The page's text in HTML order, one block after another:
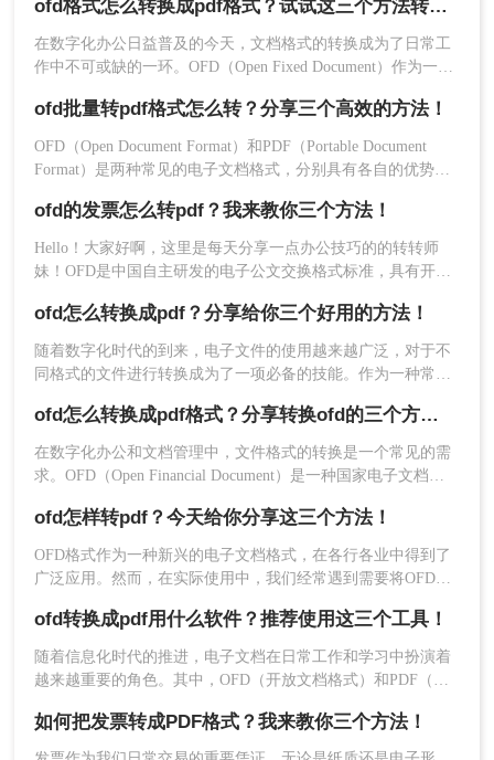
推荐工具 ： Foxit Reader
操作步骤：
OFD阅读器软件。
2、启动已安装的OFD阅读器软件。
3、在阅读器的菜单或工具栏中，点击“文件”选项，
4、在弹出的文件选择对话框中，找到并选中要打开
的OFD文件，点击“打开”按钮。
注意：在下载和安装OFD阅读器时，务必从官方网
站或可信的来源获取，以避免下载到恶意软件或遭
受网络攻击。
方法三：使用在线转换工具
如果用户只是想临时查看OFD文件的内容，或者希
望将OFD文件转换为其他格式（如PDF、Word
等），可以使用在线转换工具。这些工具通常支持
多种文件格式之间的转换，且操作简便。
优点：无需下载和安装软件，操作简便；支持
多种文件格式之间的转换；转换速度快，适合
缺点：对于大体积或复杂的PDF文档，转换速
度可能较慢。
操作步骤：
1、打开在线ofd转pdf网址：
如何打开OFD文件仍感到困惑。那么ofd文件怎么打开呢？本文
将详细介绍三种打开OFD文件的方法。
ofd格式怎么转换成pdf格式？试试这三个方法转换！
在数字化办公日益普及的今天，文档格式的转换成为了日常工
作中不可或缺的一环。OFD（Open Fixed Document）作为一种
易于长期保存等，但在某些场合下，我们仍然需要将其转换为
更为通用的PDF格式，以便于文件的共享、查阅和打印。本文
将详细介绍ofd格式怎么转换成pdf格式，并提供实用的操作指
ofd批量转pdf格式怎么转？分享三个高效的方法！
OFD（Open Document Format）和PDF（Portable Document
Format）是两种常见的电子文档格式，分别具有各自的优势。
于更广泛地分享和打印。那么ofd批量转pdf格式怎么转呢？本
文将介绍三种高效的批量转换方法，帮助您快速完成这一任
务。
ofd的发票怎么转pdf？我来教你三个方法！
Hello！大家好啊，这里是每天分享一点办公技巧的的转转师
妹！OFD是中国自主研发的电子公文交换格式标准，具有开
文、电子发票、电子合同等场景。然而，由于OFD格式较为新
颖，很多用户可能不知道如何将其转换为常见的PDF格式。本
文将介绍三种将ofd的发票怎么转pdf方法，帮助大家解决这个
问题。
ofd怎么转换成pdf？分享给你三个好用的方法！
随着数字化时代的到来，电子文件的使用越来越广泛，对于不
同格式的文件进行转换成为了一项必备的技能。作为一种常见
它转换为pdf格式就显得尤为重要。那么ofd怎么转换成pdf呢？
本文将介绍ofd转换成pdf的三种方法，让您轻松应对各种文件
转换需求。
ofd怎么转换成pdf格式？分享转换ofd的三个方法！
在数字化办公和文档管理中，文件格式的转换是一个常见的需
求。OFD（Open Financial Document）是一种国家电子文档标
PDF（Portable Document Format）格式的广泛使用和兼容性，
有时我们需要将OFD文件转换为PDF格式。那么ofd怎么转换成
pdf格式呢？本文将介绍几种将OFD文件转换为PDF格式的方
法。
ofd怎样转pdf？今天给你分享这三个方法！
OFD格式作为一种新兴的电子文档格式，在各行各业中得到了
广泛应用。然而，在实际使用中，我们经常遇到需要将OFD文
么，OFD怎样转PDF呢？本文将为您介绍三种方法，帮助您轻
松实现OFD文档格式的转换。
ofd转换成pdf用什么软件？推荐使用这三个工具！
随着信息化时代的推进，电子文档在日常工作和学习中扮演着
越来越重要的角色。其中，OFD（开放文档格式）和PDF（可
格式的广泛兼容性和稳定性，很多时候我们需要将OFD文件转
换成PDF文档。那么，ofd转换成pdf用什么软件呢？本文将为
如何把发票转成PDF格式？我来教你三个方法！